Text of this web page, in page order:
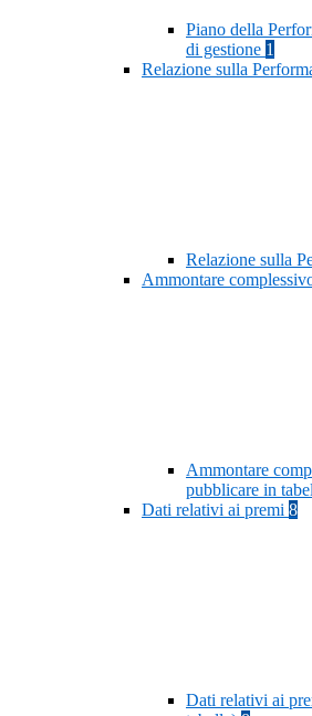
Piano della
di gestione 1
Relazione sulla
Relazione sulla
Ammontare
Ammontare
pubblicare in
Dati relativi ai premi 8
Dati relativi ai